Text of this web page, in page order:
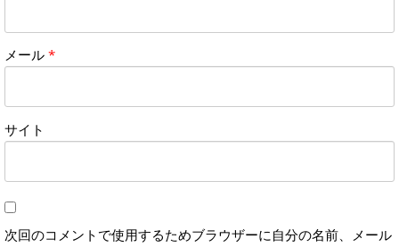
メール *
サイト
次回のコメントで使用するためブラウザーに自分の名前、メール